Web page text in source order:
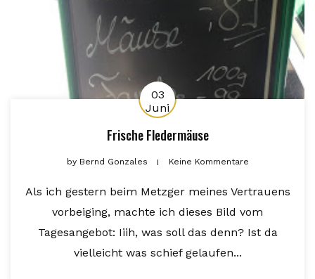
03
Juni
Frische Fledermäuse
byBernd Gonzales Keine Kommentare
Als ich gestern beim Metzger meines Vertrauens
vorbeiging, machte ich dieses Bild vom
Tagesangebot: Iiih, was soll das denn? Ist da
vielleicht was schief gelaufen...